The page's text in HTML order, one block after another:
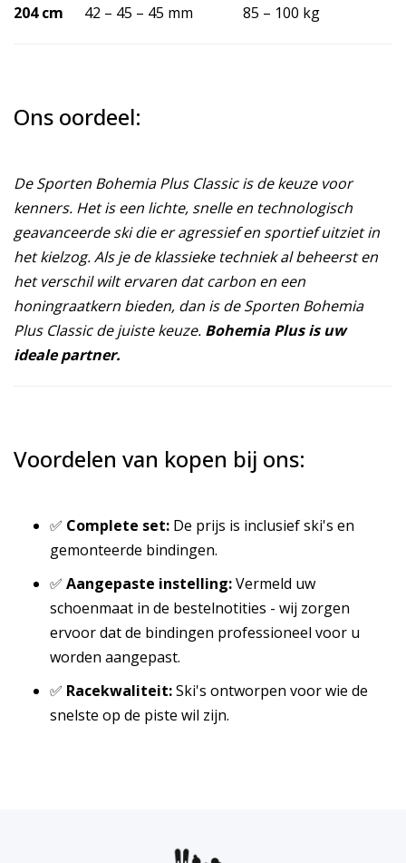
204 cm
42 – 45 – 45 mm 85 – 100 kg
Ons oordeel:
De Sporten Bohemia Plus Classic is de keuze voor
kenners. Het is een lichte, snelle en technologisch
geavanceerde ski die er agressief en sportief uitziet in
het kielzog. Als je de klassieke techniek al beheerst en
het verschil wilt ervaren dat carbon en een
honingraatkern bieden, dan is de Sporten Bohemia
Plus Classic de juiste keuze. Bohemia Plus is uw
ideale partner.
Voordelen van kopen bij ons:
✅ Complete set: De prijs is inclusief ski's en
gemonteerde bindingen.
✅ Aangepaste instelling:Vermeld uw
schoenmaat in de bestelnotities - wij zorgen
ervoor dat de bindingen professioneel voor u
worden aangepast.
✅ Racekwaliteit:Ski's ontworpen voor wie de
snelste op de piste wil zijn.